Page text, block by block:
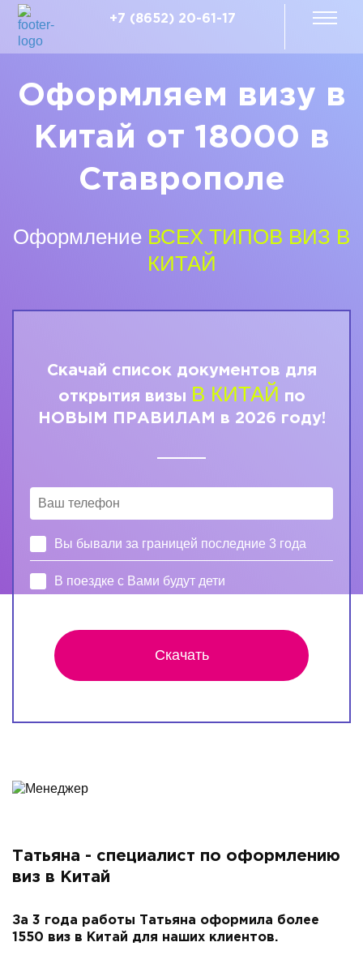
+7 (8652) 20-61-17
Оформляем визу в
Китай от 18000 в
Ставрополе
Оформление ВСЕХ ТИПОВ ВИЗ В
КИТАЙ
Скачай список документов для
открытия визы В КИТАЙ по
НОВЫМ ПРАВИЛАМ в 2026 году!
Вы бывали за границей последние 3 года
В поездке с Вами будут дети
Скачать
Татьяна - специалист по оформлению
виз в Китай
За 3 года работы Татьяна оформила более
1550 виз в Китай для наших клиентов.